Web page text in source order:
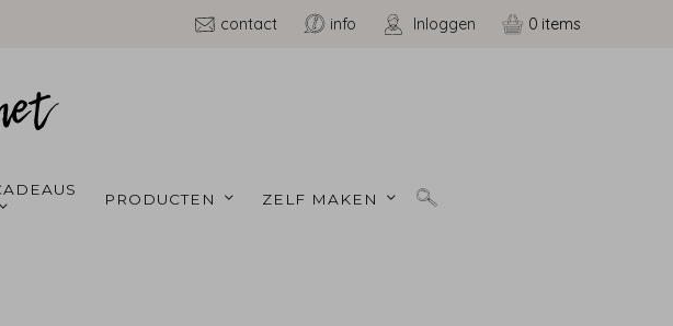
contact info Inloggen 0
PRODUCTEN ZELF MAKEN